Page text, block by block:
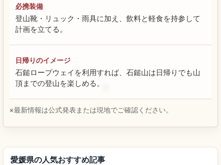
必携装備
登山靴・リュック・雨具に加え、飲料と軽食を持参して
計画を立てる。
日帰りのイメージ
石鎚ロープウェイを利用すれば、石鎚山は日帰りでも山
頂までの登山を楽しめる。
※最新情報は公式発表または現地でご確認ください。
愛媛県の人気おすすめ記事